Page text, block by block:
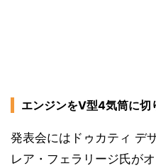
エンジンをV型4気筒に切
発表会にはドゥカティ デ
レア・フェラリージ氏が